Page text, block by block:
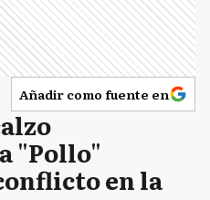
Añadir como fuente en
"Pollo"
en la